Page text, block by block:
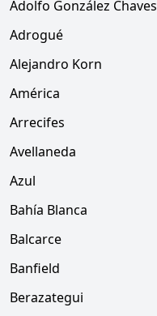
Adolfo González Chaves
Adrogué
Alejandro Korn
América
Arrecifes
Avellaneda
Azul
Bahía Blanca
Balcarce
Banfield
Berazategui